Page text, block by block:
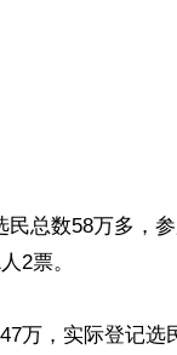
总数58万多，
2票。
万，实际登记